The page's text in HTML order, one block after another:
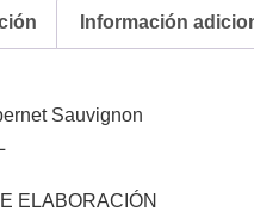
Información
Sauvignon
ELABORACIÓN